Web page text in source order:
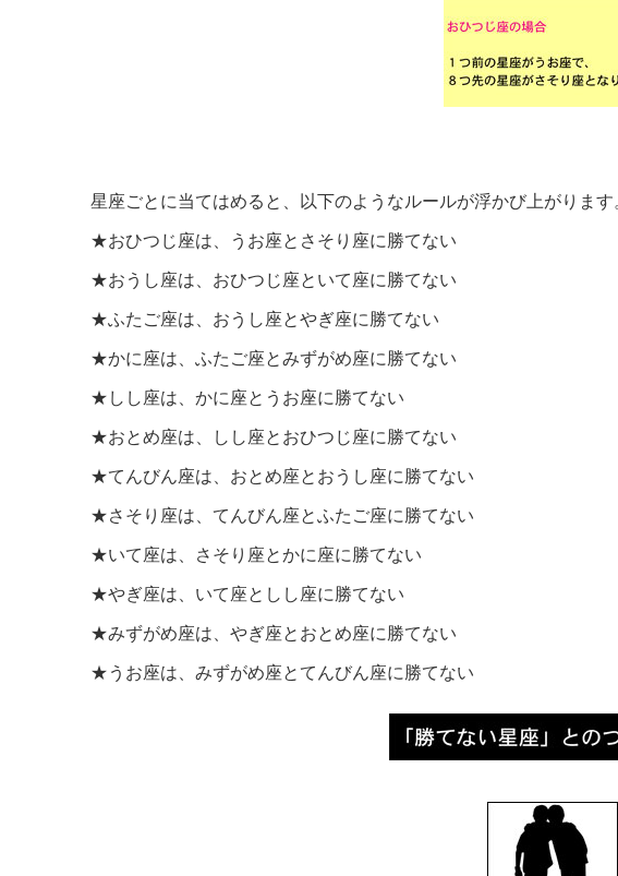
星座ごとに当てはめると、以下のようなルールが浮かび上がります
★おひつじ座は、うお座とさそり座に勝てない
★おうし座は、おひつじ座といて座に勝てない
★ふたご座は、おうし座とやぎ座に勝てない
★かに座は、ふたご座とみずがめ座に勝てない
★しし座は、かに座とうお座に勝てない
★おとめ座は、しし座とおひつじ座に勝てない
★てんびん座は、おとめ座とおうし座に勝てない
★さそり座は、てんびん座とふたご座に勝てない
★いて座は、さそり座とかに座に勝てない
★やぎ座は、いて座としし座に勝てない
★みずがめ座は、やぎ座とおとめ座に勝てない
★うお座は、みずがめ座とてんびん座に勝てない